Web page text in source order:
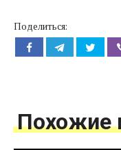
Поделиться:
Похожие